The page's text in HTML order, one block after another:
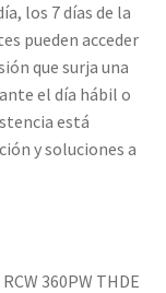
los 7 días de la
pueden acceder
que surja una
el día hábil o
está
y soluciones a
360PW THDE